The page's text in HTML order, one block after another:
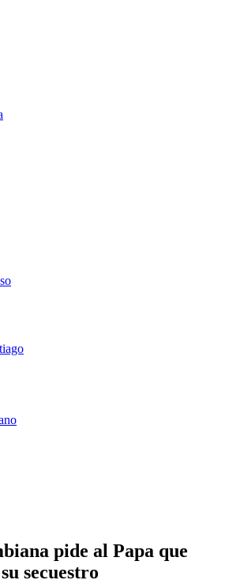
pide al Papa que
secuestro